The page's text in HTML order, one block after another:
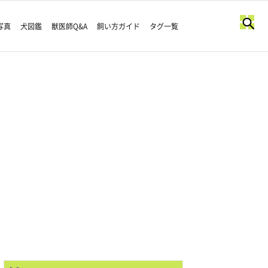
真 犬図鑑 獣医師Q&A 飼い方ガイド タグ一覧